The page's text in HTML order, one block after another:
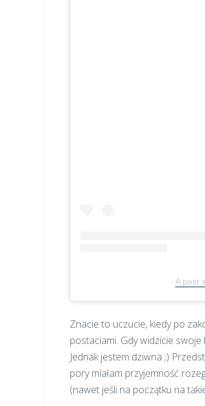
A post
Znacie to uczucie, kiedy po
postaciami. Gdy widzicie
Jednak jestem dziwna ;)
pory miałam przyjemność
(nawet jeśli na początku na